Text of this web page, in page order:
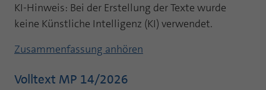
KI-Hinweis: Bei der Erstellung der Texte wurde
keine Künstliche Intelligenz (KI) verwendet.
Zusammenfassung anhören
Volltext MP 14/2026